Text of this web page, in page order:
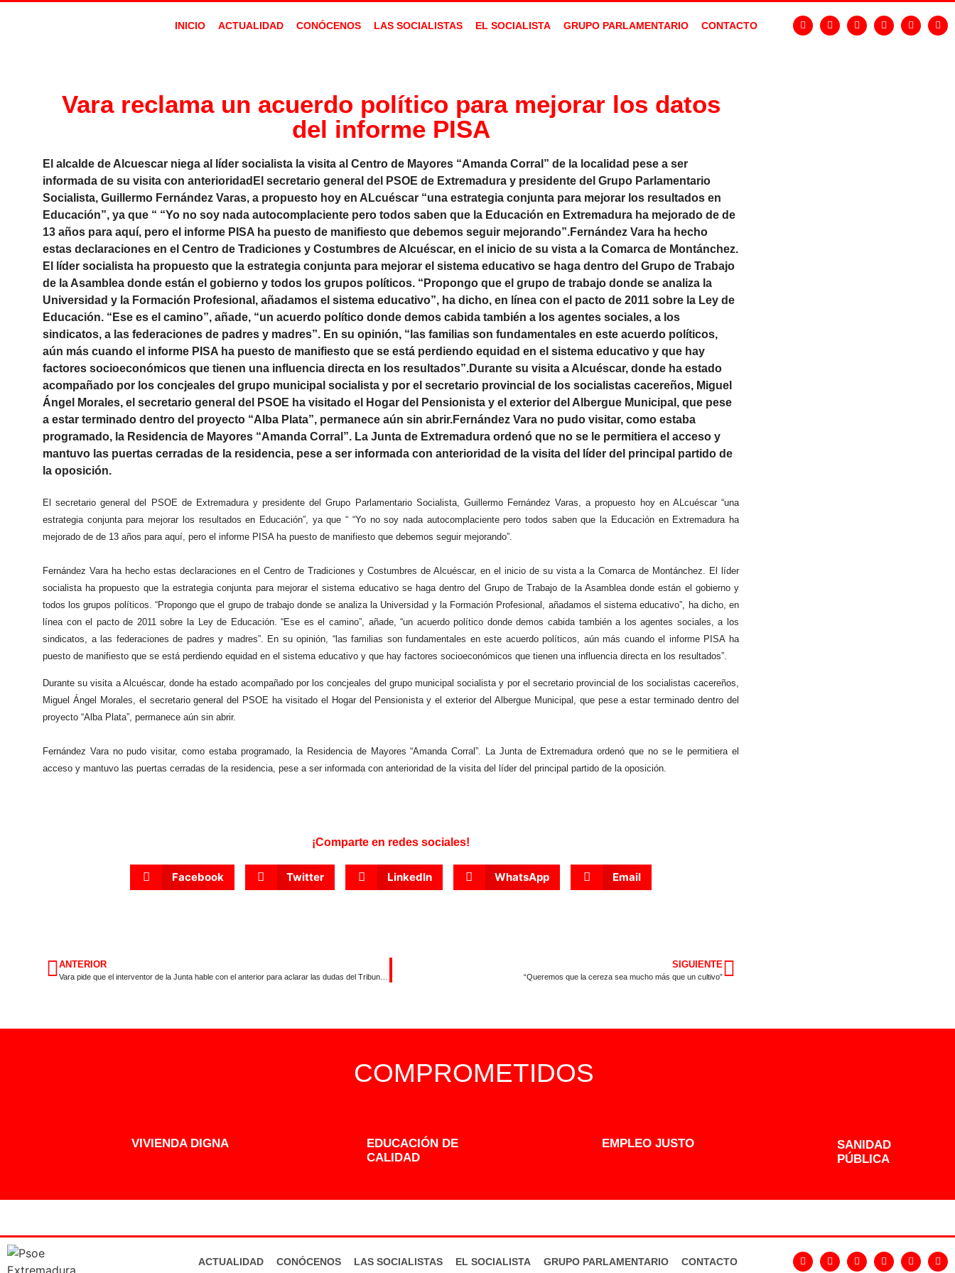
INICIO ACTUALIDAD CONÓCENOS LAS SOCIALISTAS EL SOCIALISTA GRUPO PARLAMENTARIO CONTACTO
Vara reclama un acuerdo político para mejorar los datos
del informe PISA
El alcalde de Alcuescar niega al líder socialista la visita al Centro de Mayores “Amanda Corral” de la localidad pese a ser
informada de su visita con anterioridadEl secretario general del PSOE de Extremadura y presidente del Grupo Parlamentario
Socialista, Guillermo Fernández Varas, a propuesto hoy en ALcuéscar “una estrategia conjunta para mejorar los resultados en
Educación”, ya que “ “Yo no soy nada autocomplaciente pero todos saben que la Educación en Extremadura ha mejorado de de
13 años para aquí, pero el informe PISA ha puesto de manifiesto que debemos seguir mejorando”.Fernández Vara ha hecho
estas declaraciones en el Centro de Tradiciones y Costumbres de Alcuéscar, en el inicio de su vista a la Comarca de Montánchez.
El líder socialista ha propuesto que la estrategia conjunta para mejorar el sistema educativo se haga dentro del Grupo de Trabajo
de la Asamblea donde están el gobierno y todos los grupos políticos. “Propongo que el grupo de trabajo donde se analiza la
Universidad y la Formación Profesional, añadamos el sistema educativo”, ha dicho, en línea con el pacto de 2011 sobre la Ley de
Educación. “Ese es el camino”, añade, “un acuerdo político donde demos cabida también a los agentes sociales, a los
sindicatos, a las federaciones de padres y madres”. En su opinión, “las familias son fundamentales en este acuerdo políticos,
aún más cuando el informe PISA ha puesto de manifiesto que se está perdiendo equidad en el sistema educativo y que hay
factores socioeconómicos que tienen una influencia directa en los resultados”.Durante su visita a Alcuéscar, donde ha estado
acompañado por los concjeales del grupo municipal socialista y por el secretario provincial de los socialistas cacereños, Miguel
Ángel Morales, el secretario general del PSOE ha visitado el Hogar del Pensionista y el exterior del Albergue Municipal, que pese
a estar terminado dentro del proyecto “Alba Plata”, permanece aún sin abrir.Fernández Vara no pudo visitar, como estaba
programado, la Residencia de Mayores “Amanda Corral”. La Junta de Extremadura ordenó que no se le permitiera el acceso y
mantuvo las puertas cerradas de la residencia, pese a ser informada con anterioridad de la visita del líder del principal partido de
la oposición.
El secretario general del PSOE de Extremadura y presidente del Grupo Parlamentario Socialista, Guillermo Fernández Varas, a propuesto hoy en ALcuéscar “una
estrategia conjunta para mejorar los resultados en Educación”, ya que “ “Yo no soy nada autocomplaciente pero todos saben que la Educación en Extremadura ha
mejorado de de 13 años para aquí, pero el informe PISA ha puesto de manifiesto que debemos seguir mejorando”.
Fernández Vara ha hecho estas declaraciones en el Centro de Tradiciones y Costumbres de Alcuéscar, en el inicio de su vista a la Comarca de Montánchez. El líder
socialista ha propuesto que la estrategia conjunta para mejorar el sistema educativo se haga dentro del Grupo de Trabajo de la Asamblea donde están el gobierno y
todos los grupos políticos. “Propongo que el grupo de trabajo donde se analiza la Universidad y la Formación Profesional, añadamos el sistema educativo”, ha dicho, en
línea con el pacto de 2011 sobre la Ley de Educación. “Ese es el camino”, añade, “un acuerdo político donde demos cabida también a los agentes sociales, a los
sindicatos, a las federaciones de padres y madres”. En su opinión, “las familias son fundamentales en este acuerdo políticos, aún más cuando el informe PISA ha
puesto de manifiesto que se está perdiendo equidad en el sistema educativo y que hay factores socioeconómicos que tienen una influencia directa en los resultados”.
Durante su visita a Alcuéscar, donde ha estado acompañado por los concjeales del grupo municipal socialista y por el secretario provincial de los socialistas cacereños,
Miguel Ángel Morales, el secretario general del PSOE ha visitado el Hogar del Pensionista y el exterior del Albergue Municipal, que pese a estar terminado dentro del
proyecto “Alba Plata”, permanece aún sin abrir.
Fernández Vara no pudo visitar, como estaba programado, la Residencia de Mayores “Amanda Corral”. La Junta de Extremadura ordenó que no se le permitiera el
acceso y mantuvo las puertas cerradas de la residencia, pese a ser informada con anterioridad de la visita del líder del principal partido de la oposición.
¡Comparte en redes sociales!
Facebook Twitter LinkedIn WhatsApp Email
ANTERIOR SIGUIENTE
“Queremos que la cereza sea mucho más que un cultivo”
COMPROMETIDOS
VIVIENDA DIGNA
EDUCACIÓN DE
CALIDAD
EMPLEO JUSTO
SANIDAD
PÚBLICA
ACTUALIDAD CONÓCENOS LAS SOCIALISTAS EL SOCIALISTA GRUPO PARLAMENTARIO CONTACTO